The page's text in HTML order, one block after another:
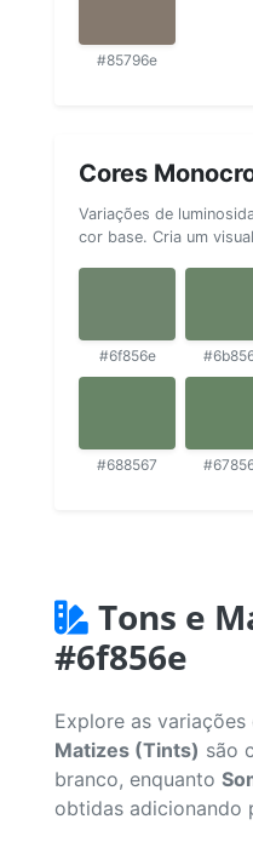
#85796e
Cores
Variações de
cor base. Cria um
#6f856e
#688567
Tons e
#6f856e
Explore as
Matizes (Tints) são
branco, enquanto
obtidas adicionando